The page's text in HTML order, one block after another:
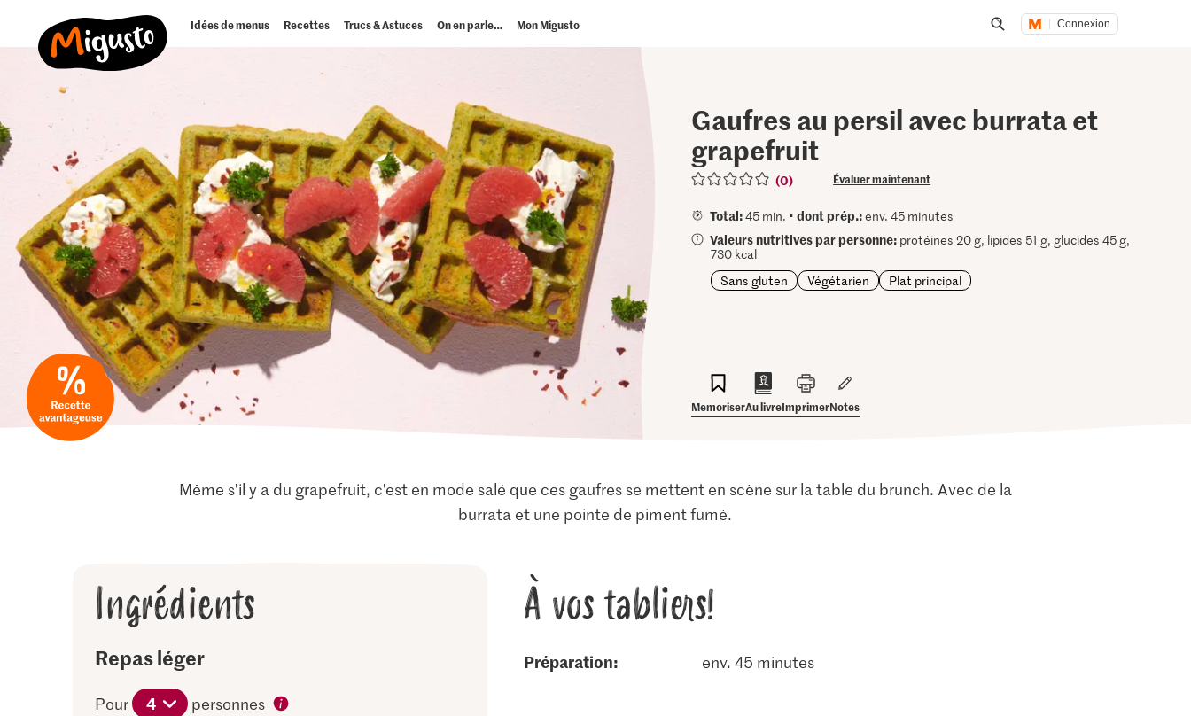
Idées de menus Recettes Trucs & Astuces On en parle… Mon Migusto Connexion
Gaufres au persil avec burrata et
grapefruit
(0) Évaluer maintenant
Total:45 min. •dont prép.:env. 45 minutes
Valeurs nutritives par personne: protéines 20 g, lipides 51 g, glucides 45 g,
730 kcal
Sans gluten
Végétarien Plat principal
MemoriserAu livreImprimerNotes
Même s’il y a du grapefruit, c’est en mode salé que ces gaufres se mettent en scène sur la table du brunch. Avec de la
burrata et une pointe de piment fumé.
Ingrédients
Repas léger
Pour 4
personnes
À vos tabliers!
Préparation: env. 45 minutes